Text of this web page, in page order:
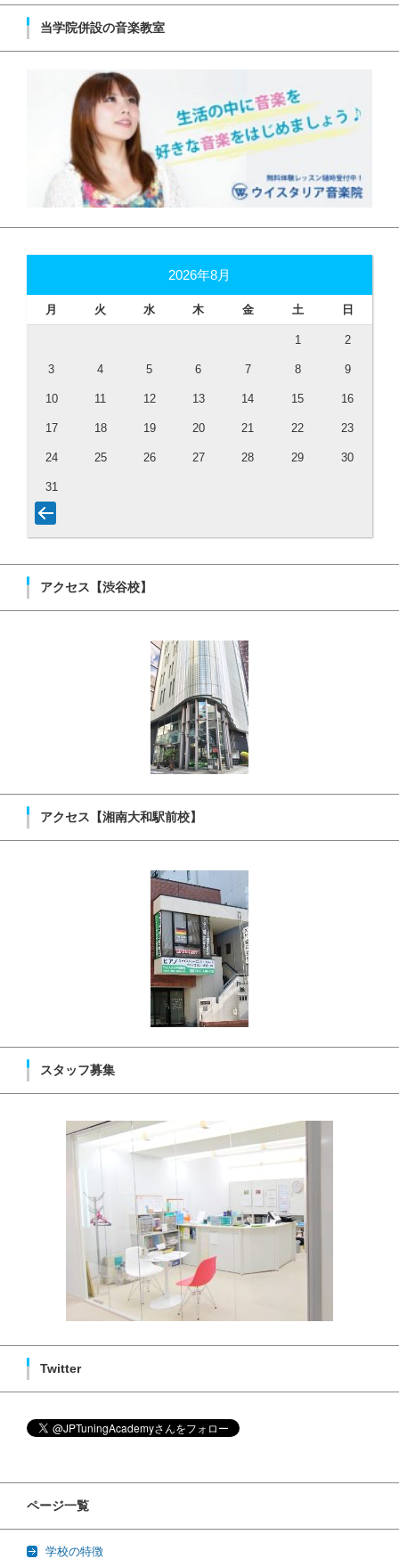
当学院併設の音楽教室
2026年8月
月 火 水 木 金 土 日
1 2
3 4 5 6 7 8 9
10 11 12 13 14 15 16
17 18 19 20 21 22 23
24 25 26 27 28 29 30
31
アクセス【渋谷校】
アクセス【湘南大和駅前校】
スタッフ募集
Twitter
ページ一覧
学校の特徴